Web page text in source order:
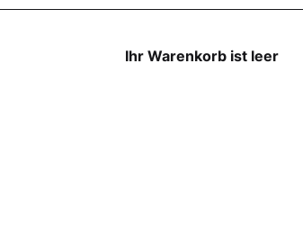
Ihr Warenkorb ist leer